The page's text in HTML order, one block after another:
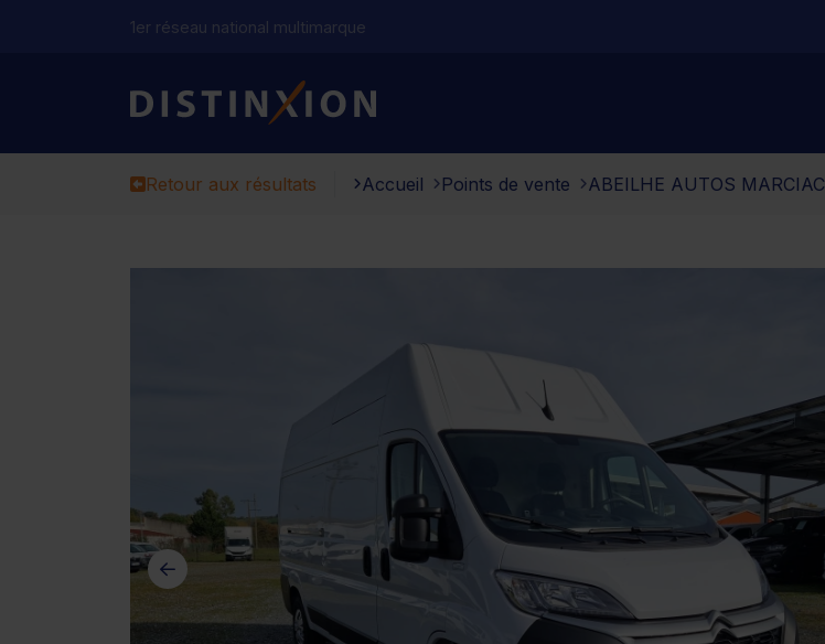
1er réseau national multimarque
Distinxion
Retour aux résultats Accueil Points de vente ABEILHE AUTOS MARCIAC